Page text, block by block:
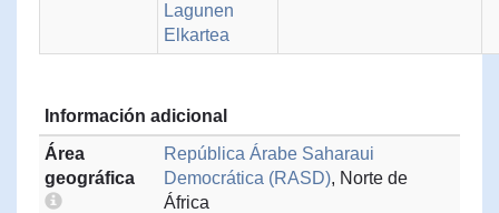
Lagunen
Elkartea
Información adicional
Área
geográfica
República Árabe Saharaui
Democrática (RASD), Norte de
África